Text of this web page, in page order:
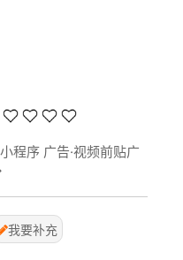
程序 广告·视频前贴广
我要补充